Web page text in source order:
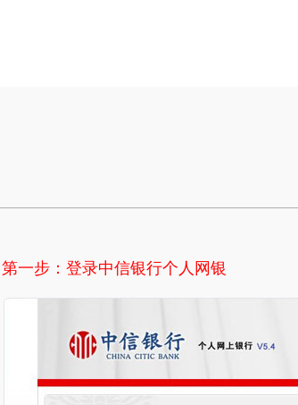
第一步：登录中信银行个人网银